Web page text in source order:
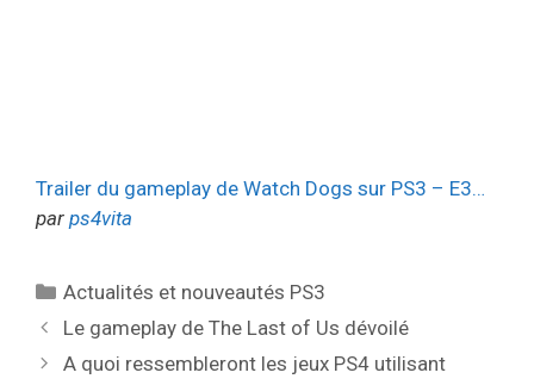
Trailer du gameplay de Watch Dogs sur PS3 – E3…
par ps4vita
Catégories
Actualités et nouveautés PS3
Le gameplay de The Last of Us dévoilé
A quoi ressembleront les jeux PS4 utilisant